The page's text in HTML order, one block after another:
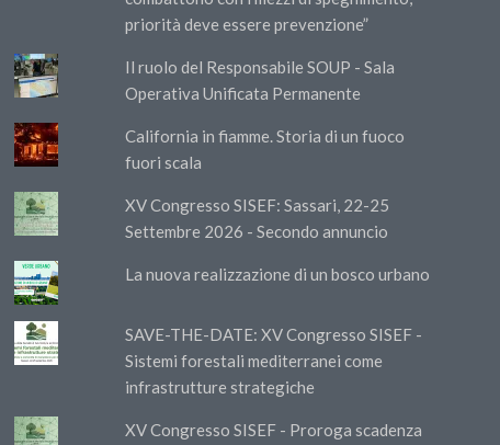
priorità deve essere prevenzione”
Il ruolo del Responsabile SOUP - Sala
Operativa Unificata Permanente
California in fiamme. Storia di un fuoco
fuori scala
XV Congresso SISEF: Sassari, 22-25
Settembre 2026 - Secondo annuncio
La nuova realizzazione di un bosco urbano
SAVE-THE-DATE: XV Congresso SISEF -
Sistemi forestali mediterranei come
infrastrutture strategiche
XV Congresso SISEF - Proroga scadenza